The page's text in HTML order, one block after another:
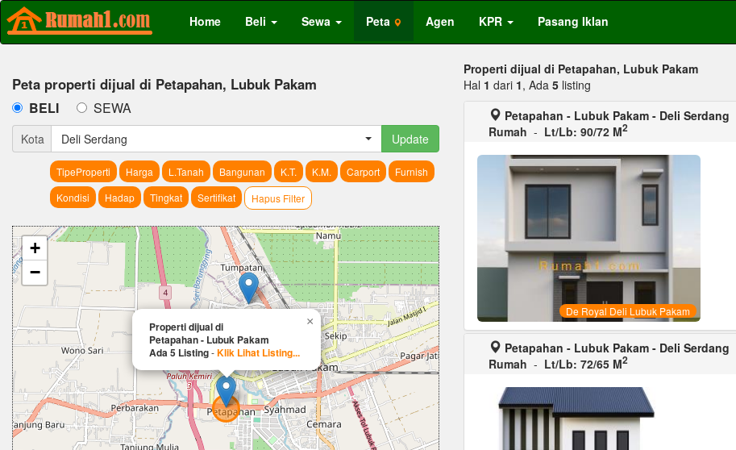
Home Beli Sewa Peta Agen KPR Pasang Iklan
Peta properti dijual di Petapahan, Lubuk Pakam
BELI SEWA
Kota Deli Serdang Update
TipeProperti Harga L.Tanah Bangunan K.T. K.M. Carport
Furnish
Kondisi
Hadap Tingkat Sertifikat Hapus Filter
Properti dijual di
Petapahan - Lubuk Pakam
Ada 5 Listing-Klik Lihat Listing...
×
+
−
Properti dijual di Petapahan, Lubuk Pakam
Hal 1 dari 1, Ada 5 listing
Petapahan - Lubuk Pakam - Deli Serdang
Rumah - Lt/Lb: 90/72 M2
De Royal Deli Lubuk Pakam
Petapahan - Lubuk Pakam - Deli Serdang
Rumah - Lt/Lb: 72/65 M2